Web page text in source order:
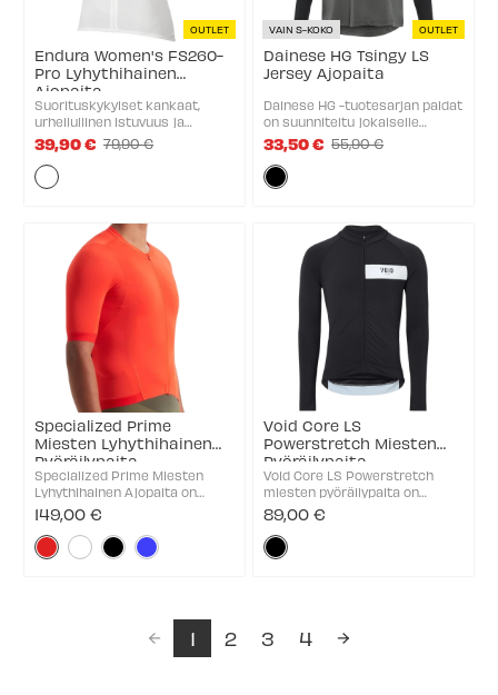
OUTLET
Endura Women's FS260-
Pro Lyhythihainen
Ajopaita
Suorituskykyiset kankaat,
urheilullinen istuvuus ja
runsaasti säilytystilaa tekevät
tästä loistavan maantiepaidan
pisimpiin
pyöräilypäiviin.Enduran
on uudistettu ...
39,90 €
Old
price
79,90 €
Väri:
Valkoinen
VAIN S-KOKO OUTLET
Dainese HG Tsingy LS
Jersey Ajopaita
Dainese HG -tuotesarjan paidat
on suunniteltu jokaiselle
pyöräilijälle. HG TSINGY -
mallissa on hybridirakenne,
joka yhdistää suuren
kestävyyden erinomaiseen
33,50 €
Old
price
55,90 €
Väri:
Musta
Specialized Prime
Miesten Lyhythihainen
Pyöräilypaita
Specialized Prime Miesten
Lyhythihainen Ajopaita on
suorituskykyinen pyöräilypaita
maantiepyöräilyyn, gravel-
ajoon ja aktiiviseen pyöräilyyn.
Erittäin joustava tasoneulottu
149,00 €
Väri:
Punainen
Void Core LS
Powerstretch Miesten
Pyöräilypaita
Void Core LS Powerstretch
miesten pyöräilypaita on
mukavan tuntuinen ja toimiva
pitkähihainen paita maantielle
sekä muuhun yleiseen
pyöräilyyn. Se siirtää kosteutta
89,00 €
Väri:
Musta
1 2 3 4